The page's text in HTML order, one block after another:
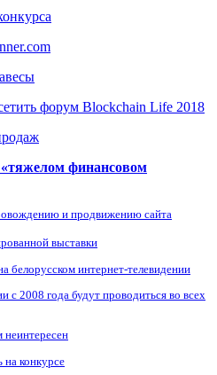
форум Blockchain Life 2018
«тяжелом финансовом
и продвижению сайта
выставки
белорусском интернет-телевидении
с 2008 года будут проводиться во всех
неинтересен
на конкурсе